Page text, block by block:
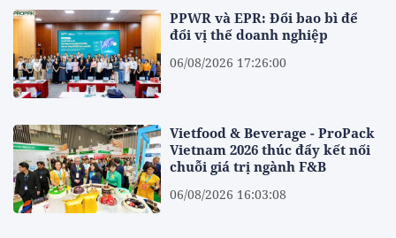
PPWR và EPR: Đổi bao bì để
đổi vị thế doanh nghiệp
06/08/2026 17:26:00
Vietfood & Beverage - ProPack
Vietnam 2026 thúc đẩy kết nối
chuỗi giá trị ngành F&B
06/08/2026 16:03:08